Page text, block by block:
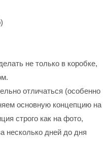
не только в коробке,
отличаться (особенно
основную концепцию на
строго как на фото,
несколько дней до дня